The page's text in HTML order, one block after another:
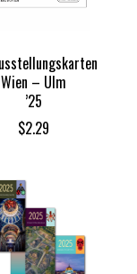
Wien – Ulm
’25
$2.29